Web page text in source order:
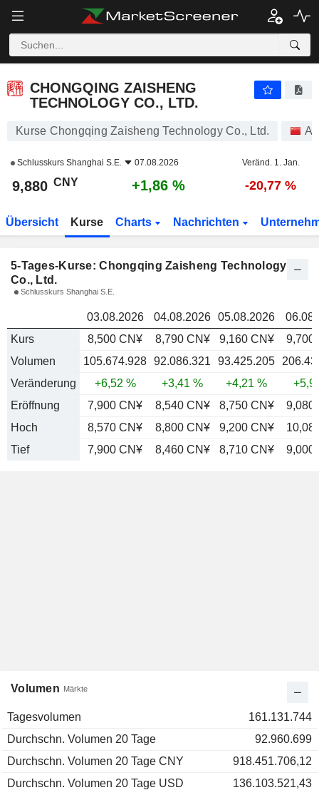
9,880
CHONGQING ZAISHENG
TECHNOLOGY CO., LTD.
Kurse Chongqing Zaisheng Technology Co., Ltd.
Schlusskurs Shanghai S.E. 07.08.2026 Veränd. 1. Jan.
9,880 CNY +1,86 % -20,77 %
Übersicht Kurse Charts Nachrichten
5-Tages-Kurse: Chongqing Zaisheng Technology
Co., Ltd.
Schlusskurs Shanghai S.E.
03.08.2026 04.08.2026 05.08.2026
Kurs
8,500 CN¥ 8,790 CN¥ 9,160 CN¥
9,700
Volumen
105.674.928 92.086.321 93.425.205
Veränderung
+6,52 % +3,41 % +4,21 %
Eröffnung
7,900 CN¥ 8,540 CN¥ 8,750 CN¥
9,080
Hoch
8,570 CN¥ 8,800 CN¥ 9,200 CN¥
10,08
Tief
7,900 CN¥ 8,460 CN¥ 8,710 CN¥ 9,000
Volumen Märkte
Tagesvolumen
161.131.744
Durchschn. Volumen 20 Tage
92.960.699
Durchschn. Volumen 20 Tage CNY
918.451.706,12
Durchschn. Volumen 20 Tage USD
136.103.521,43